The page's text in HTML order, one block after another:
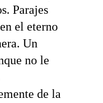
Parajes
el eterno
Un
no le
de la